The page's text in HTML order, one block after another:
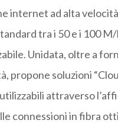
internet ad alta
tra i 50 e i 100
Unidata, oltre a
propone soluzioni
attraverso
connessioni in fibra